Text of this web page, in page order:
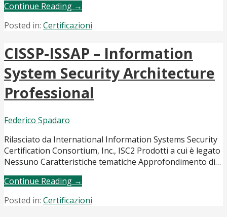
Continue Reading →
Posted in: Certificazioni
CISSP-ISSAP – Information
System Security Architecture
Professional
Federico Spadaro
Rilasciato da International Information Systems Security
Certification Consortium, Inc., ISC2 Prodotti a cui è legato
Nessuno Caratteristiche tematiche Approfondimento di…
Continue Reading →
Posted in: Certificazioni